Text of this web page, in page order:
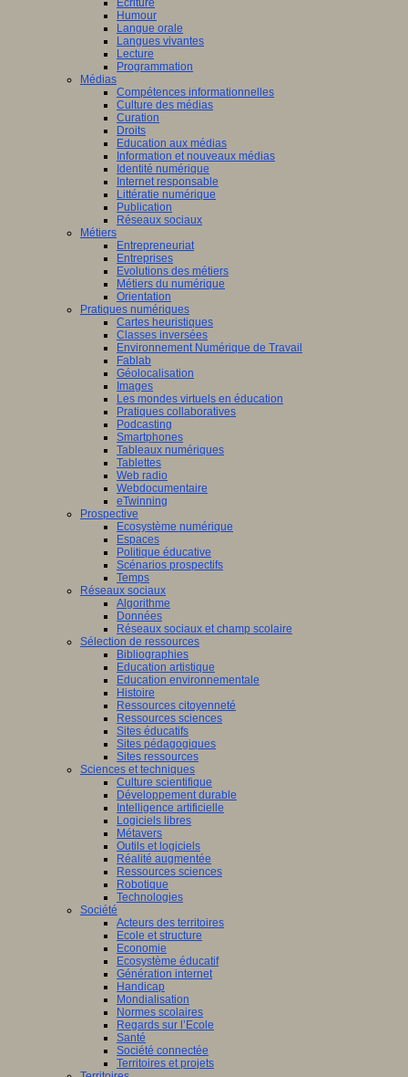
Ecriture
Humour
Langue orale
Langues vivantes
Lecture
Programmation
Médias
Compétences informationnelles
Culture des médias
Curation
Droits
Education aux médias
Information et nouveaux médias
Identité numérique
Internet responsable
Littératie numérique
Publication
Réseaux sociaux
Métiers
Entrepreneuriat
Entreprises
Evolutions des métiers
Métiers du numérique
Orientation
Pratiques numériques
Cartes heuristiques
Classes inversées
Environnement Numérique de Travail
Fablab
Géolocalisation
Images
Les mondes virtuels en éducation
Pratiques collaboratives
Podcasting
Smartphones
Tableaux numériques
Tablettes
Web radio
Webdocumentaire
eTwinning
Prospective
Ecosystème numérique
Espaces
Politique éducative
Scénarios prospectifs
Temps
Réseaux sociaux
Algorithme
Données
Réseaux sociaux et champ scolaire
Sélection de ressources
Bibliographies
Education artistique
Education environnementale
Histoire
Ressources citoyenneté
Ressources sciences
Sites éducatifs
Sites pédagogiques
Sites ressources
Sciences et techniques
Culture scientifique
Développement durable
Intelligence artificielle
Logiciels libres
Métavers
Outils et logiciels
Réalité augmentée
Ressources sciences
Robotique
Technologies
Société
Acteurs des territoires
Ecole et structure
Economie
Ecosystème éducatif
Génération internet
Handicap
Mondialisation
Normes scolaires
Regards sur l’Ecole
Santé
Société connectée
Territoires et projets